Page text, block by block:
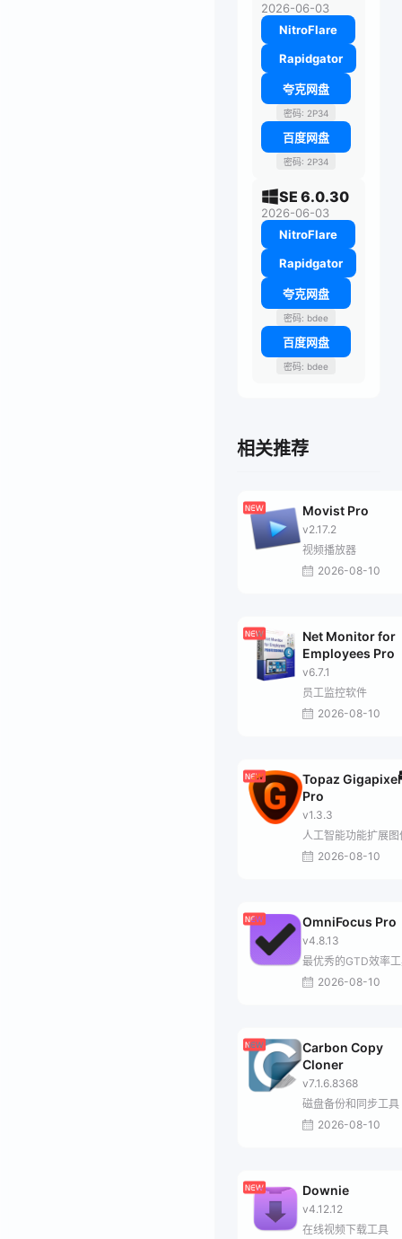
2026-06-03
NitroFlare
Rapidgator
夸克网盘
密码: 2P34
百度网盘
密码: 2P34
SE 6.0.30
2026-06-03
NitroFlare
Rapidgator
夸克网盘
密码: bdee
百度网盘
密码: bdee
相关推荐
Movist Pro
v2.17.2
视频播放器
2026-08-10
Net Monitor for
Employees Pro
v6.7.1
员工监控软件
2026-08-10
Topaz Gigapixel
Pro
v1.3.3
人工智能功能扩展图
2026-08-10
OmniFocus Pro
v4.8.13
最优秀的GTD效率
2026-08-10
Carbon Copy
Cloner
v7.1.6.8368
磁盘备份和同步工具
2026-08-10
Downie
v4.12.12
在线视频下载工具